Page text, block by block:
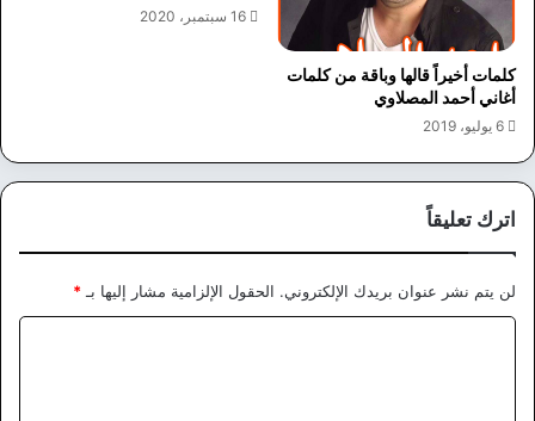
كلمات أخيراً قالها وباقة من كلمات
أغاني أحمد المصلاوي
6 يوليو، 2019
16 سبتمبر، 2020
اترك تعليقاً
لن يتم نشر عنوان بريدك الإلكتروني. الحقول الإلزامية مشار إليها بـ *